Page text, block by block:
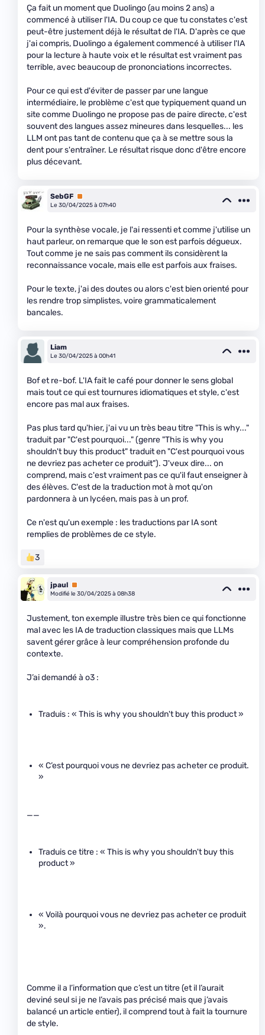
Ça fait un moment que Duolingo (au moins 2 ans) a
commencé à utiliser l'IA. Du coup ce que tu constates c'est
peut-être justement déjà le résultat de l'IA. D'après ce que
j'ai compris, Duolingo a également commencé à utiliser l'IA
pour la lecture à haute voix et le résultat est vraiment pas
terrible, avec beaucoup de prononciations incorrectes.
Pour ce qui est d'éviter de passer par une langue
intermédiaire, le problème c'est que typiquement quand un
site comme Duolingo ne propose pas de paire directe, c'est
souvent des langues assez mineures dans lesquelles... les
LLM ont pas tant de contenu que ça à se mettre sous la
dent pour s'entraîner. Le résultat risque donc d'être encore
plus décevant.
SebGF Premium
Le 30/04/2025 à 07h40
Pour la synthèse vocale, je l'ai ressenti et comme j'utilise un
haut parleur, on remarque que le son est parfois dégueux.
Tout comme je ne sais pas comment ils considèrent la
reconnaissance vocale, mais elle est parfois aux fraises.
Pour le texte, j'ai des doutes ou alors c'est bien orienté pour
les rendre trop simplistes, voire grammaticalement
bancales.
Liam
Le 30/04/2025 à 00h41
Bof et re-bof. L'IA fait le café pour donner le sens global
mais tout ce qui est tournures idiomatiques et style, c'est
encore pas mal aux fraises.
Pas plus tard qu'hier, j'ai vu un très beau titre "This is why..."
traduit par "C'est pourquoi..." (genre "This is why you
shouldn't buy this product" traduit en "C'est pourquoi vous
ne devriez pas acheter ce produit"). J'veux dire... on
comprend, mais c'est vraiment pas ce qu'il faut enseigner à
des élèves. C'est de la traduction mot à mot qu'on
pardonnera à un lycéen, mais pas à un prof.
Ce n'est qu'un exemple : les traductions par IA sont
remplies de problèmes de ce style.
3
jpaul Premium
Modifié le 30/04/2025 à 08h38
Justement, ton exemple illustre très bien ce qui fonctionne
mal avec les IA de traduction classiques mais que LLMs
savent gérer grâce à leur compréhension profonde du
contexte.
J’ai demandé à o3 :
Traduis : « This is why you shouldn't buy this product »
« C’est pourquoi vous ne devriez pas acheter ce produit.
»
——
Traduis ce titre : « This is why you shouldn't buy this
product »
« Voilà pourquoi vous ne devriez pas acheter ce produit
».
Comme il a l’information que c’est un titre (et il l’aurait
deviné seul si je ne l’avais pas précisé mais que j’avais
balancé un article entier), il comprend tout à fait la tournure
de style.